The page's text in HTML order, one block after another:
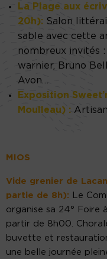
La Plage aux
20h): Salon
sable avec cette
nombreux invités :
warnier, Bruno
Avon…
Exposition
Moulleau) :
MIOS
Vide grenier de
partie de 8h): Le
organise sa 24° Foire
partir de 8h00.
buvette et
une belle journée